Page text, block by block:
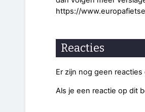
https://
Reacties
Er zijn nog geen
Als je een reactie op dit